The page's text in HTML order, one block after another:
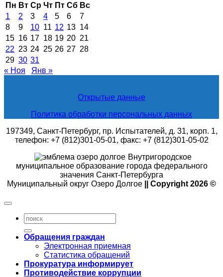
Пн Вт Ср Чт Пт Сб Вс
1
2 3 4 5 6
7
8
9 10 11 12 13 14
15 16 17 18 19 20 21
22 23 24 25 26 27 28
29 30 31
« Ноя
Янв »
Открытые данные
Политика обработки персональных данных
197349, Санкт-Петербург, пр. Испытателей, д. 31, корп. 1,
телефон: +7 (812)301-05-01, факс: +7 (812)301-05-02
Внутригородское
муниципальное образование города федерального
значения Санкт-Петербурга
Муниципальный округ Озеро Долгое
|| Copyright 2026 ©
Обращения граждан
Электронная приемная
Статистика обращений
Прокуратура информирует
Противодействие коррупции